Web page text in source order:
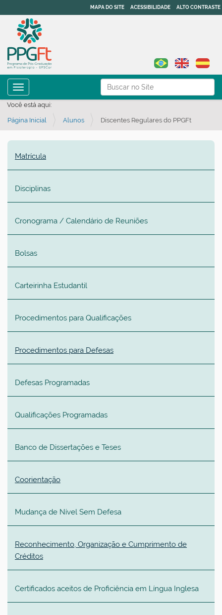
Busca
Busca Avançada…
MAPA DO SITE ACESSIBILIDADE ALTO CONTRASTE
Toggle navigation
Você está aqui:
Página Inicial Alunos Discentes Regulares do PPGFt
Matrícula
Disciplinas
Cronograma / Calendário de Reuniões
Bolsas
Carteirinha Estudantil
Procedimentos para Qualificações
Procedimentos para Defesas
Defesas Programadas
Qualificações Programadas
Banco de Dissertações e Teses
Coorientação
Mudança de Nível Sem Defesa
Reconhecimento, Organização e Cumprimento de
Créditos
Certificados aceitos de Proficiência em Língua Inglesa